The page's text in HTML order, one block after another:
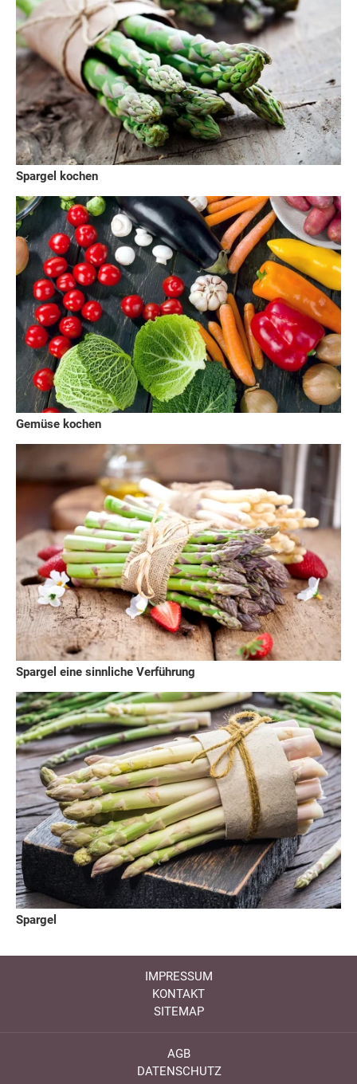
Spargel kochen
Gemüse kochen
Spargel eine sinnliche Verführung
Spargel
IMPRESSUM
KONTAKT
SITEMAP
AGB
DATENSCHUTZ